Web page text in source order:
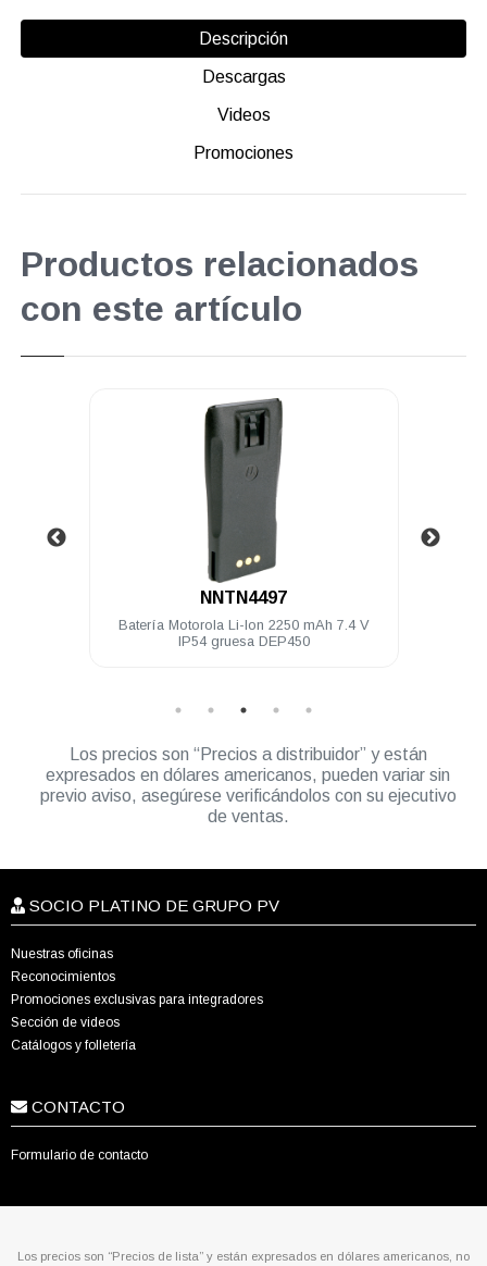
Descripción
Descargas
Videos
Promociones
Productos relacionados
con este artículo
.
NNTN4497
Batería Motorola Li-Ion 2250 mAh 7.4 V
IP54 gruesa DEP450
Los precios son “Precios a distribuidor” y están
expresados en dólares americanos, pueden variar sin
previo aviso, asegúrese verificándolos con su ejecutivo
de ventas.
SOCIO PLATINO DE GRUPO PV
Nuestras oficinas
Reconocimientos
Promociones exclusivas para integradores
Sección de videos
Catálogos y folletería
CONTACTO
Formulario de contacto
Los precios son “Precios de lista” y están expresados en dólares americanos, no